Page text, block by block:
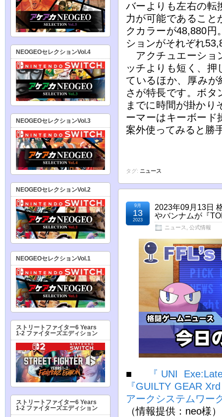
バーよりも左右の転
力が可能であること
クカラーが48,880
ションがそれぞれ
アクチュエーショ
ッチよりも短く、
ているほか、厚み
さが特長です。ボタ
までに時間が掛かり
ーマーはキーボード
案外使ってみると勝
タグ: ニュース
2023年09月13日
やバンナムが『
ニュース 公式情報
9月
13
2023
■
『UNI
『GUILTY GEAR
アークシステムワー
（情報提供：neo様）
NEOGEOセレクションVol.4
NEOGEOセレクションVol.3
NEOGEOセレクションVol.2
NEOGEOセレクションVol.1
ストリートファイター6 Years
1-2 ファイターズエディション
ストリートファイター6 Years
1-2 ファイターズエディション